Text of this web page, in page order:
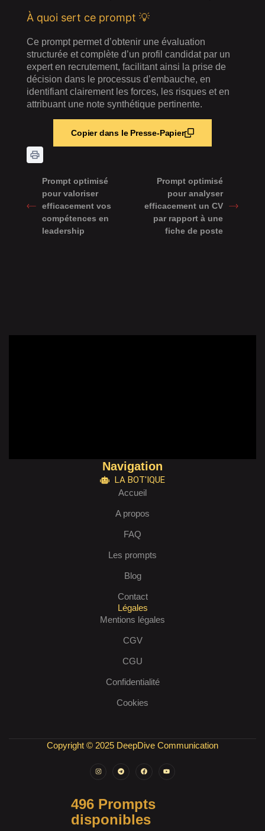
À quoi sert ce prompt 💡
Ce prompt permet d’obtenir une évaluation
structurée et complète d’un profil candidat par un
expert en recrutement, facilitant ainsi la prise de
décision dans le processus d’embauche, en
identifiant clairement les forces, les risques et en
attribuant une note synthétique pertinente.
Copier dans le Presse-Papier
Prompt optimisé
pour valoriser
efficacement vos
compétences en
leadership
Prompt optimisé
pour analyser
efficacement un CV
par rapport à une
fiche de poste
Navigation
LA BOT'IQUE
Accueil
A propos
FAQ
Les prompts
Blog
Contact
Légales
Mentions légales
CGV
CGU
Confidentialité
Cookies
Copyright © 2025 DeepDive Communication
496 Prompts
disponibles